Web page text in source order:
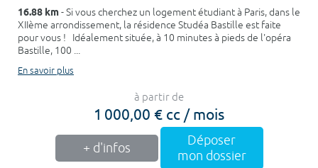
16.88 km- Si vous cherchez un logement étudiant à Paris, dans le
XIIème arrondissement, la résidence Studéa Bastille est faite
pour vous ! Idéalement située, à 10 minutes à pieds de l'opéra
Bastille, 100 ...
En savoir plus
à partir de
1 000,00 € cc / mois
+ d'infos
Déposer
mon dossier